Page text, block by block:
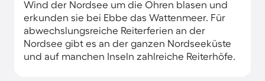
Wind der Nordsee um die Ohren blasen und
erkunden sie bei Ebbe das Wattenmeer. Für
abwechslungsreiche Reiterferien an der
Nordsee gibt es an der ganzen Nordseeküste
und auf manchen Inseln zahlreiche Reiterhöfe.